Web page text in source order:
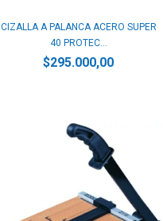
CIZALLA A PALANCA ACERO SUPER
40 PROTEC...
$295.000,00